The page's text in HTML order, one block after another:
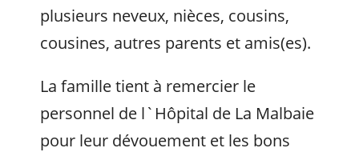
plusieurs neveux, nièces, cousins,
cousines, autres parents et amis(es).
La famille tient à remercier le
personnel de l`Hôpital de La Malbaie
pour leur dévouement et les bons